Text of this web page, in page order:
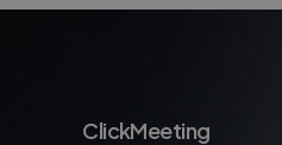
ClickMeeting